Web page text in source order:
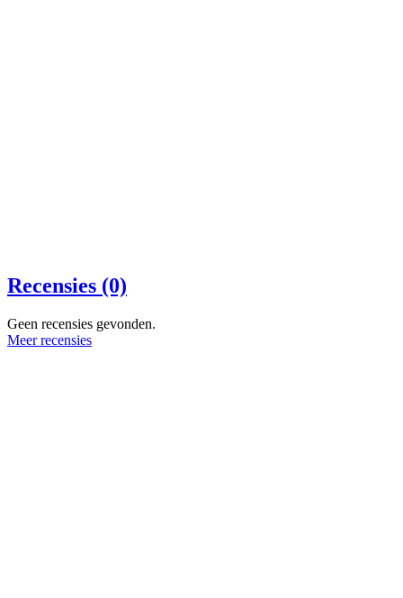
Recensies (0)
Geen recensies gevonden.
Meer recensies